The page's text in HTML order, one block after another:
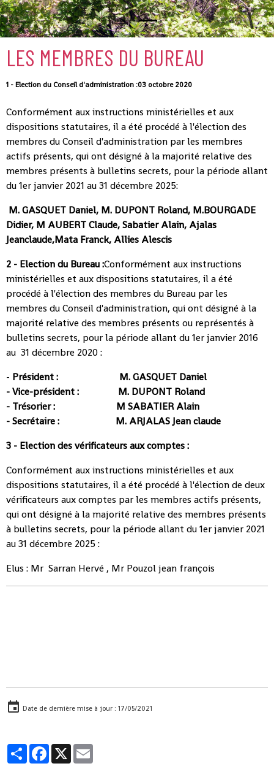
LES MEMBRES DU BUREAU
1 - Election du Conseil d'administration :03 octobre 2020
Conformément aux instructions ministérielles et aux
dispositions statutaires, il a été procédé à l'élection des
membres du Conseil d'administration par les membres
actifs présents, qui ont désigné à la majorité relative des
membres présents à bulletins secrets, pour la période allant
du 1er janvier 2021 au 31 décembre 2025:
M. GASQUET Daniel, M. DUPONT Roland, M.BOURGADE
Didier, M AUBERT Claude, Sabatier Alain, Ajalas
Jeanclaude,Mata Franck, Allies Alescis
2 - Election du Bureau :Conformément aux instructions
ministérielles et aux dispositions statutaires, il a été
procédé à l'élection des membres du Bureau par les
membres du Conseil d'administration, qui ont désigné à la
majorité relative des membres présents ou représentés à
bulletins secrets, pour la période allant du 1er janvier 2016
au 31 décembre 2020 :
- Président : M. GASQUET Daniel
- Vice-président : M. DUPONT Roland
- Trésorier : M SABATIER Alain
- Secrétaire : M. ARJALAS Jean claude
3 - Election des vérificateurs aux comptes :
Conformément aux instructions ministérielles et aux
dispositions statutaires, il a été procédé à l'élection de deux
vérificateurs aux comptes par les membres actifs présents,
qui ont désigné à la majorité relative des membres présents
à bulletins secrets, pour la période allant du 1er janvier 2021
au 31 décembre 2025 :
Elus : Mr Sarran Hervé , Mr Pouzol jean françois
Date de dernière mise à jour : 17/05/2021
PartagerFacebook
X